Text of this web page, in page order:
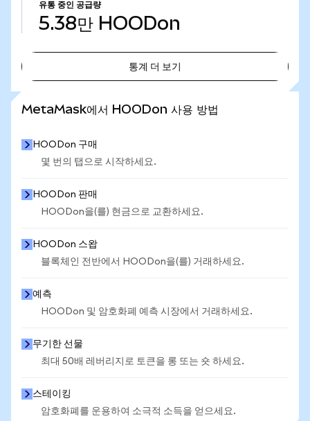
유통 중인 공급량
5.38만 HOODon
통계 더 보기
MetaMask에서 HOODon 사용 방법
HOODon 구매
몇 번의 탭으로 시작하세요.
HOODon 판매
HOODon을(를) 현금으로 교환하세요.
HOODon 스왑
블록체인 전반에서 HOODon을(를) 거래하세요.
예측
HOODon 및 암호화폐 예측 시장에서 거래하세요.
무기한 선물
최대 50배 레버리지로 토큰을 롱 또는 숏 하세요.
스테이킹
암호화폐를 운용하여 소극적 소득을 얻으세요.